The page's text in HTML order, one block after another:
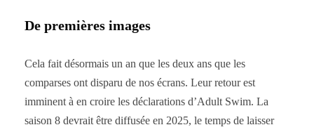
De premières images
Cela fait désormais un an que les deux ans que les
comparses ont disparu de nos écrans. Leur retour est
imminent à en croire les déclarations d’Adult Swim. La
saison 8 devrait être diffusée en 2025, le temps de laisser